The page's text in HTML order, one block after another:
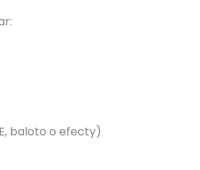
baloto o efecty)